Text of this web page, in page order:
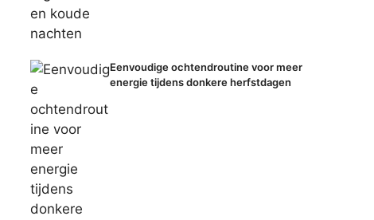
Eenvoudige ochtendroutine voor meer
energie tijdens donkere herfstdagen